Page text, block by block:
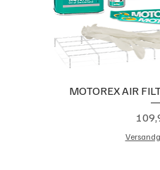
MOTOREX AIR
Preis